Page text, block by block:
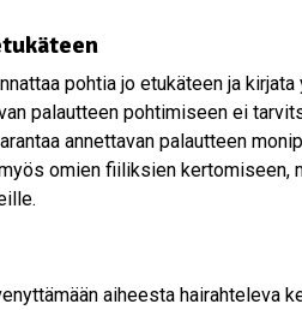
pohtia jo etukäteen ja kirjata
palautteen pohtimiseen ei
annettavan palautteen
omien fiiliksien kertomiseen,
aiheesta hairahteleva